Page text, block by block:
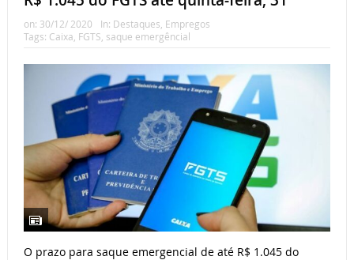
on: 30/12/ 2020 In: Destaques, Empregos
Tags: Caixa, FGTS, saque emergêncial
O prazo para saque emergencial de até R$ 1.045 do